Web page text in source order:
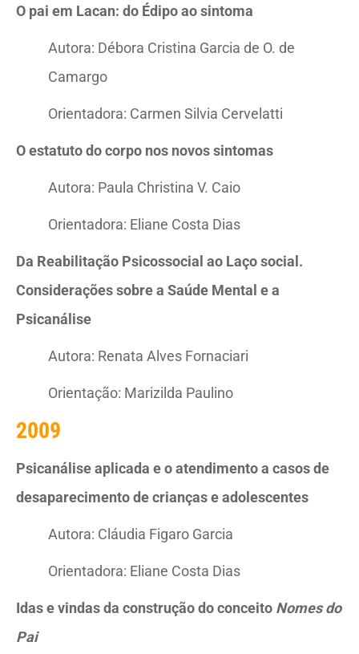
O pai em Lacan: do Édipo ao sintoma
Autora: Débora Cristina Garcia de O. de
Camargo
Orientadora: Carmen Silvia Cervelatti
O estatuto do corpo nos novos sintomas
Autora: Paula Christina V. Caio
Orientadora: Eliane Costa Dias
Da Reabilitação Psicossocial ao Laço social.
Considerações sobre a Saúde Mental e a
Psicanálise
Autora: Renata Alves Fornaciari
Orientação: Marizilda Paulino
2009
Psicanálise aplicada e o atendimento a casos de
desaparecimento de crianças e adolescentes
Autora: Cláudia Figaro Garcia
Orientadora: Eliane Costa Dias
Idas e vindas da construção do conceito Nomes do
Pai